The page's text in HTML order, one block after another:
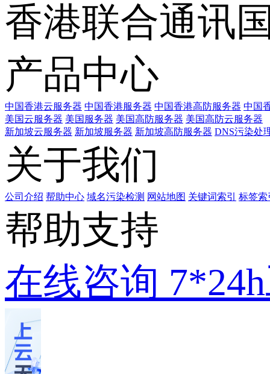
香港联合通讯
产品中心
中国香港云服务器 中国香港服务器 中国香港高防服务器 中国
美国云服务器 美国服务器 美国高防服务器 美国高防云服务器
新加坡云服务器 新加坡服务器 新加坡高防服务器 DNS污染处
关于我们
公司介绍 帮助中心 域名污染检测 网站地图 关键词索引 标签索
帮助支持
在线咨询